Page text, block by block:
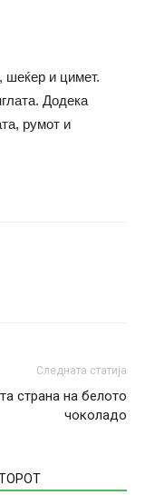
шеќер и цимет.
Додека
румот и
Следната статија
страна на белото
чоколадо